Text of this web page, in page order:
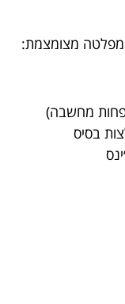
מצומצמת:
פחות מחשבה)
בסיס